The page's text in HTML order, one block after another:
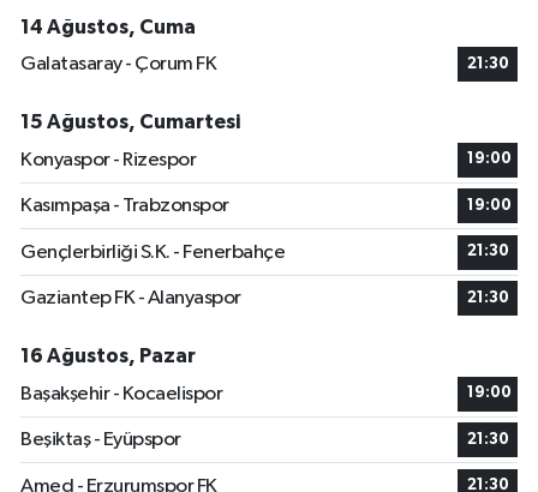
14 Ağustos, Cuma
Galatasaray - Çorum FK
21:30
15 Ağustos, Cumartesi
Konyaspor - Rizespor
19:00
Kasımpaşa - Trabzonspor 19:00
Gençlerbirliği S.K. - Fenerbahçe 21:30
Gaziantep FK - Alanyaspor 21:30
16 Ağustos, Pazar
Başakşehir - Kocaelispor
19:00
Beşiktaş - Eyüpspor 21:30
Amed - Erzurumspor FK 21:30